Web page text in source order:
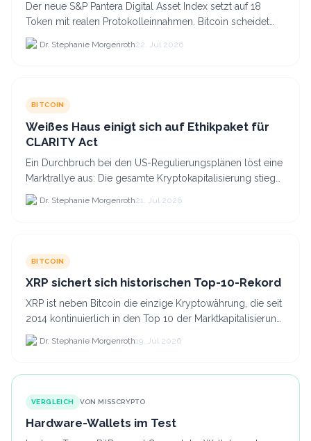
Der neue S&P Pantera Digital Asset Index setzt auf 18
Token mit realen Protokolleinnahmen. Bitcoin scheidet
aufgrund fehlender Erträge für Halter aus dem.
Dr. Stephanie Morgenroth22. Jul 2026
BITCOIN
Weißes Haus einigt sich auf Ethikpaket für
CLARITY Act
Ein Durchbruch bei den US-Regulierungsplänen löst eine
Marktrallye aus: Die gesamte Kryptokapitalisierung stieg
am 21.
Dr. Stephanie Morgenroth21. Jul 2026
BITCOIN
XRP sichert sich historischen Top-10-Rekord
XRP ist neben Bitcoin die einzige Kryptowährung, die seit
2014 kontinuierlich in den Top 10 der Marktkapitalisierung
verblieb.
Dr. Stephanie Morgenroth19. Jul 2026
VERGLEICH VON MISSCRYPTO
Hardware-Wallets im Test